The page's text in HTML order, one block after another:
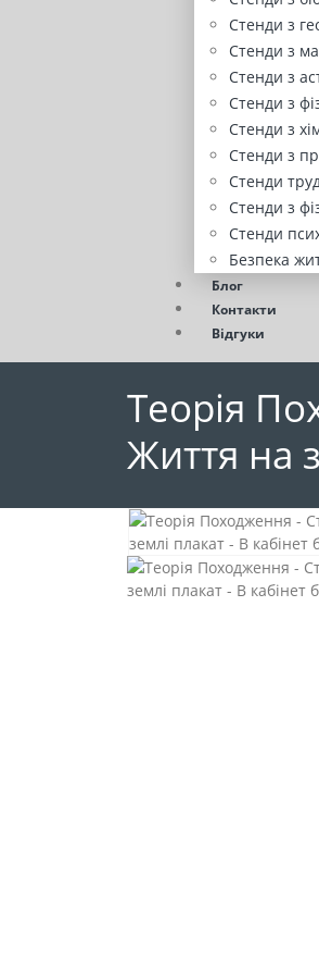
Стенди з
Стенди з
Стенди з
Стенди з
Стенди з
Стенди з
Стенди
Стенди з
Стенди
Безпека
Блог
Контакти
Відгуки
Теорія
Життя на